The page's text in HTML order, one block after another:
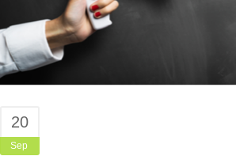
20
Sep